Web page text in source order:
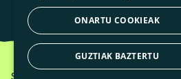
Som Energia SCCL - 2026
ONARTU COOKIEAK
GUZTIAK BAZTERTU